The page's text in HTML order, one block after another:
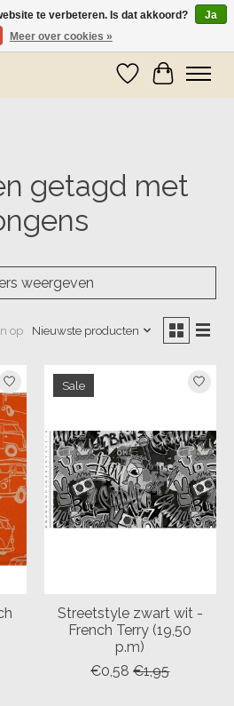
9 mei worden er weer pakketjes verzonden
Verlanglijst
getagd met
weergeven
op Nieuwste producten
Sale
Streetstyle zwart wit -
French Terry (19,50
p.m)
€0,58 €1,95
te verbeteren. Is dat akkoord?
Ja
Meer over cookies »